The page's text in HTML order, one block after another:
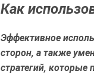
Как
Эффективное
сторон, а также
стратегий, которые